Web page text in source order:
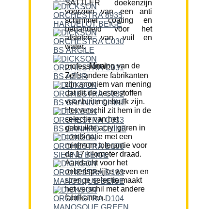
SATTLER doekenzijn
voorzien van een anti
schimmel coating en
behandeld voor het
afstoten van vuil en
water.
Mening van de professional:
Zelfs andere fabrikanten
zijn anoniem van mening
dat dit de beste stoffen
voor buitengebruik zijn.
Het verschil zit hem in de
selectie van het
gebruikte acryl garen in
combinatie met een
minimum tolerantie voor
de 17 kilometer draad.
Aandacht voor het
onberispelijke weven en
strenge selectie maakt
het verschil met andere
fabrikanten.